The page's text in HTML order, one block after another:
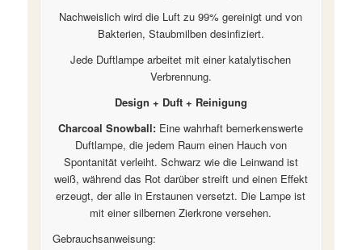
Nachweislich wird die Luft zu 99% gereinigt und von
Bakterien, Staubmilben desinfiziert.
Jede Duftlampe arbeitet mit einer katalytischen
Verbrennung.
Design + Duft + Reinigung
Charcoal Snowball: Eine wahrhaft bemerkenswerte
Duftlampe, die jedem Raum einen Hauch von
Spontanität verleiht. Schwarz wie die Leinwand ist
weiß, während das Rot darüber streift und einen Effekt
erzeugt, der alle in Erstaunen versetzt. Die Lampe ist
mit einer silbernen Zierkrone versehen.
Gebrauchsanweisung: